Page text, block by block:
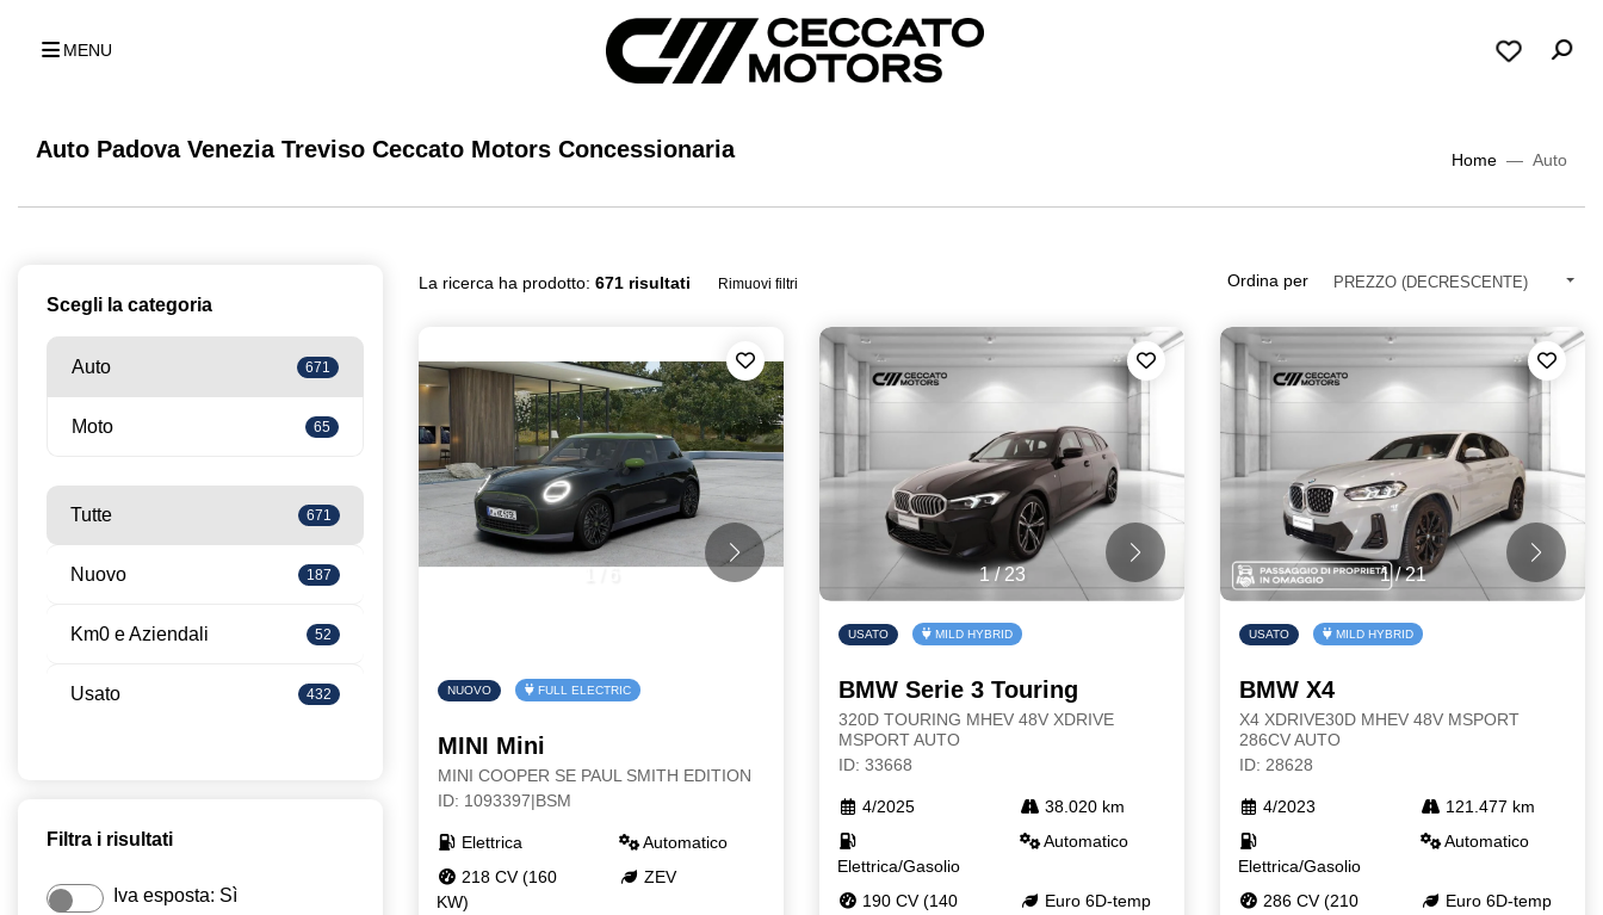
MENU
Auto Padova Venezia Treviso Ceccato Motors Concessionaria Home Auto
Scegli la categoria
Auto 671
Moto 65
Tutte 671
Nuovo 187
Km0 e Aziendali 52
Usato 432
Filtra i risultati
Iva esposta: Sì
La ricerca ha prodotto: 671 risultati Rimuovi filtri Ordina per PREZZO (DECRESCENTE)
NUOVO FULL ELECTRIC
MINI Mini
MINI COOPER SE PAUL SMITH EDITION
ID: 1093397|BSM
Elettrica
Automatico
218 CV (160
KW)
ZEV
1/23
USATO MILD HYBRID
BMW Serie 3 Touring
320D TOURING MHEV 48V XDRIVE
MSPORT AUTO
ID: 33668
4/2025 38.020 km
Elettrica/Gasolio
Automatico
190 CV (140
Euro 6D-temp
1/21
USATO MILD HYBRID
BMW X4
X4 XDRIVE30D MHEV 48V MSPORT
286CV AUTO
ID: 28628
4/2023 121.477 km
Elettrica/Gasolio
Automatico
286 CV (210
Euro 6D-temp